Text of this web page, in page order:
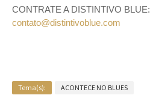
CONTRATE A DISTINTIVO BLUE:
contato@distintivoblue.com
Tema(s): ACONTECE NO BLUES